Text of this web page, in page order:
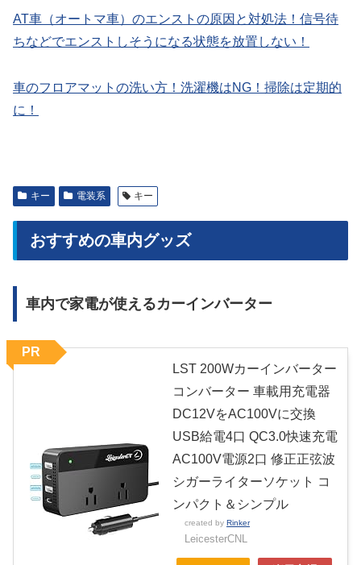
AT車（オートマ車）のエンストの原因と対処法！信号待
ちなどでエンストしそうになる状態を放置しない！
車のフロアマットの洗い方！洗濯機はNG！掃除は定期的
に！
キー 電装系 キー
おすすめの車内グッズ
車内で家電が使えるカーインバーター
LST 200Wカーインバーター
コンバーター 車載用充電器
DC12VをAC100Vに交換
USB給電4口 QC3.0快速充電
AC100V電源2口 修正正弦波
シガーライターソケット コ
ンパクト＆シンプル
created by Rinker
LeicesterCNL
PR